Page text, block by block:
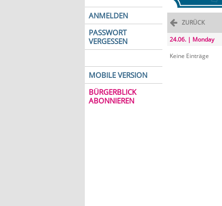
ANMELDEN
PASSWORT
VERGESSEN
MOBILE VERSION
BÜRGERBLICK
ABONNIEREN
ZURÜCK
24.06. | Monday
Keine Einträge